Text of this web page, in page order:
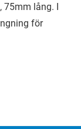
lång. I
för